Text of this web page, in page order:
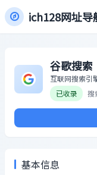
ich128网址导
谷歌搜索
互联网搜索引
已收录
搜
基本信息